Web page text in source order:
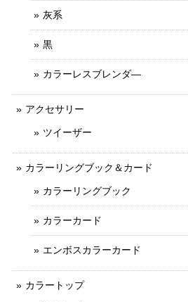
灰系
黒
カラーレスブレンダ―
アクセサリー
ツイーザー
カラーリングブック＆カード
カラーリングブック
カラーカード
エンボスカラーカード
カラートップ